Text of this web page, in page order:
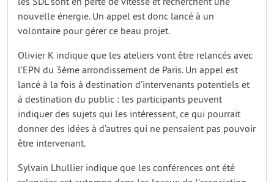
nouvelle énergie. Un appel est donc lancé à un
volontaire pour gérer ce beau projet.
Olivier K indique que les ateliers vont être relancés avec
l’EPN du 3ème arrondissement de Paris. Un appel est
lancé à la fois à destination d’intervenants potentiels et
à destination du public : les participants peuvent
indiquer des sujets qui les intéressent, ce qui pourrait
donner des idées à d’autres qui ne pensaient pas pouvoir
être intervenant.
Sylvain Lhullier indique que les conférences ont été